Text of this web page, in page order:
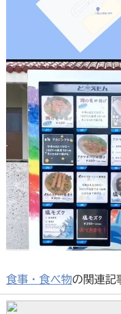
食事・食べ物の関連記